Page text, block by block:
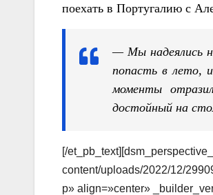
поехать в Португалию с
— Мы надеялись
попасть в лето,
моменты
достойный на
[/
content/uploads/2022/12/
p» align=»center»